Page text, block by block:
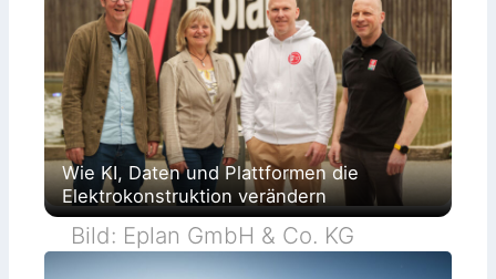
Wie KI, Daten und Plattformen die
Elektrokonstruktion verändern
Bild: Eplan GmbH & Co. KG